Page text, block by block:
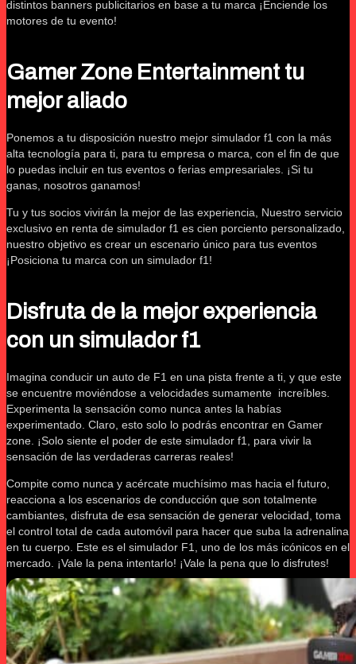
distintos banners publicitarios en base a tu marca ¡Enciende los
motores de tu evento!
Gamer Zone Entertainment tu
mejor aliado
Ponemos a tu disposición nuestro mejor simulador f1 con la más
alta tecnología para ti, para tu empresa o marca, con el fin de que
lo puedas incluir en tus eventos o ferias empresariales. ¡Si tu
ganas, nosotros ganamos!
Tu y tus socios vivirán la mejor de las experiencia, Nuestro servicio
exclusivo en renta de simulador f1 es cien porciento personalizado,
nuestro objetivo es crear un escenario único para tus eventos
¡Posiciona tu marca con un simulador f1!
Disfruta de la mejor experiencia
con un simulador f1
Imagina conducir un auto de F1 en una pista frente a ti, y que este
se encuentre moviéndose a velocidades sumamente increíbles.
Experimenta la sensación como nunca antes la habías
experimentado. Claro, esto solo lo podrás encontrar en Gamer
zone. ¡Solo siente el poder de este simulador f1, para vivir la
sensación de las verdaderas carreras reales!
Compite como nunca y acércate muchísimo mas hacia el futuro,
reacciona a los escenarios de conducción que son totalmente
cambiantes, disfruta de esa sensación de generar velocidad, toma
el control total de cada automóvil para hacer que suba la adrenalina
en tu cuerpo. Este es el simulador F1, uno de los más icónicos en el
mercado. ¡Vale la pena intentarlo! ¡Vale la pena que lo disfrutes!